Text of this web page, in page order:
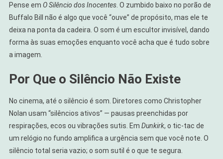
Pense em O Silêncio dos Inocentes. O zumbido baixo no porão de
Buffalo Bill não é algo que você “ouve” de propósito, mas ele te
deixa na ponta da cadeira. O som é um escultor invisível, dando
forma às suas emoções enquanto você acha que é tudo sobre
a imagem.
Por Que o Silêncio Não Existe
No cinema, até o silêncio é som. Diretores como Christopher
Nolan usam “silêncios ativos” — pausas preenchidas por
respirações, ecos ou vibrações sutis. Em Dunkirk, o tic-tac de
um relógio no fundo amplifica a urgência sem que você note. O
silêncio total seria vazio; o som sutil é o que te segura.